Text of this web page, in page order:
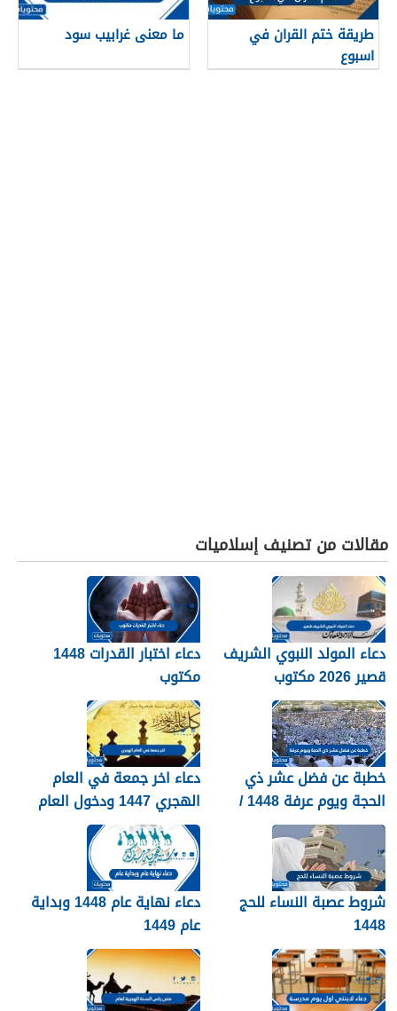
طريقة ختم القران في
اسبوع
ما معنى غرابيب سود
مقالات من تصنيف إسلاميات
دعاء المولد النبوي الشريف
قصير 2026 مكتوب
دعاء اختبار القدرات 1448
مكتوب
خطبة عن فضل عشر ذي
الحجة ويوم عرفة 1448 /
2026
دعاء اخر جمعة في العام
الهجري 1447 ودخول العام
الجديد 1448
شروط عصبة النساء للحج
1448
دعاء نهاية عام 1448 وبداية
عام 1449